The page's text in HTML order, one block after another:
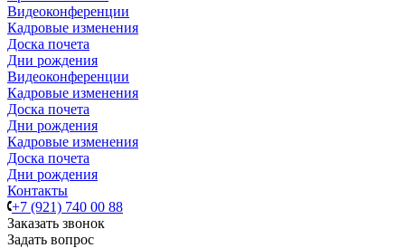
Видеоконференции
Кадровые изменения
Доска почета
Дни рождения
Видеоконференции
Кадровые изменения
Доска почета
Дни рождения
Кадровые изменения
Доска почета
Дни рождения
Контакты
+7 (921) 740 00 88
Заказать звонок
Задать вопрос